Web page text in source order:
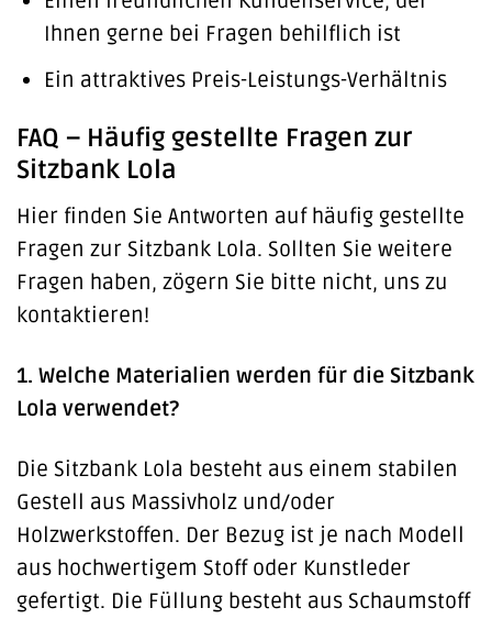
Ihnen gerne bei Fragen behilflich ist
Ein attraktives Preis-Leistungs-Verhältnis
FAQ – Häufig gestellte Fragen zur
Sitzbank Lola
Hier finden Sie Antworten auf häufig gestellte
Fragen zur Sitzbank Lola. Sollten Sie weitere
Fragen haben, zögern Sie bitte nicht, uns zu
kontaktieren!
1. Welche Materialien werden für die Sitzbank
Lola verwendet?
Die Sitzbank Lola besteht aus einem stabilen
Gestell aus Massivholz und/oder
Holzwerkstoffen. Der Bezug ist je nach Modell
aus hochwertigem Stoff oder Kunstleder
gefertigt. Die Füllung besteht aus Schaumstoff